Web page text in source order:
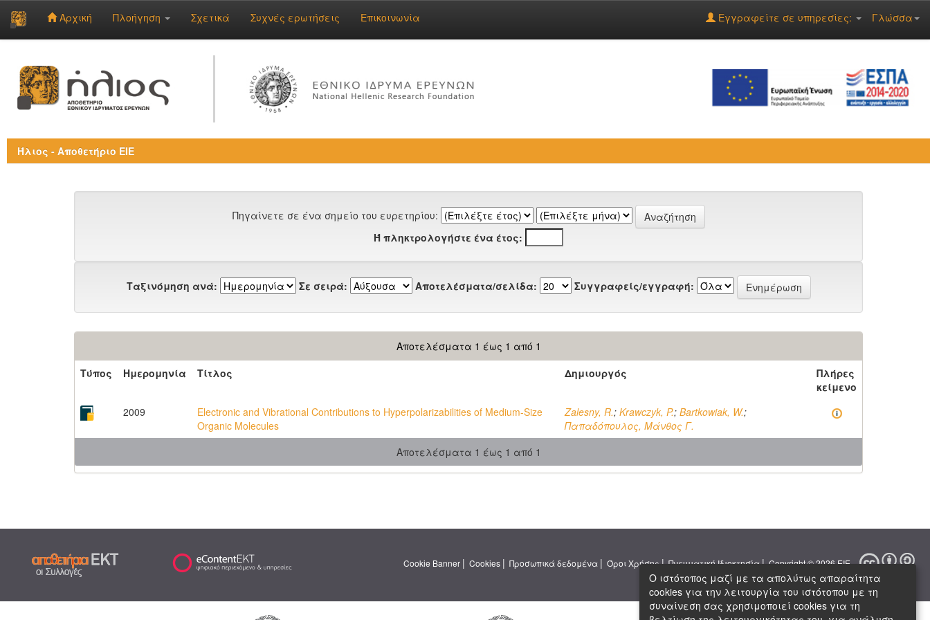
navigation
Αρχική Πλοήγηση Σχετικά Συχνές ερωτήσεις Επικοινωνία Γλώσσα
Εγγραφείτε σε υπηρεσίες:
Ήλιος - Αποθετήριο ΕΙΕ
Πηγαίνετε σε ένα σημείο του ευρετηρίου:
Ή πληκτρολογήστε ένα έτος:
Ταξινόμηση ανά: Σε σειρά: Αποτελέσματα/σελίδα: Συγγραφείς/εγγραφή:
Αποτελέσματα 1 έως 1 από 1
Τύπος
Ημερομηνία Τίτλος Δημιουργός
Πλήρες
κείμενο
2009
Electronic and Vibrational Contributions to Hyperpolarizabilities of Medium-Size
Organic Molecules
Zalesny, R.; Krawczyk, P.; Bartkowiak, W.;
Παπαδόπουλος, Μάνθος Γ.
Αποτελέσματα 1 έως 1 από 1
Cookie Banner | Cookies | Προσωπικά δεδομένα | Όροι Χρήσης| Πνευματική Ιδιοκτησία| Copyright © 2026 ΕΙΕ
Ο ιστότοπος μαζί με τα απολύτως απαραίτητα
cookies για την λειτουργία του ιστότοπου με τη
συναίνεση σας χρησιμοποιεί cookies για τη